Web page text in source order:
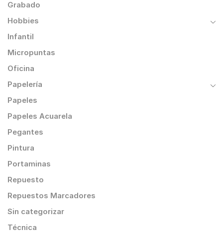
Grabado
Hobbies
Infantil
Micropuntas
Oficina
Papelería
Papeles
Papeles Acuarela
Pegantes
Pintura
Portaminas
Repuesto
Repuestos Marcadores
Sin categorizar
Técnica